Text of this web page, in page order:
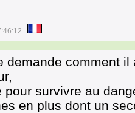
demande comment
pour survivre au
en plus dont un